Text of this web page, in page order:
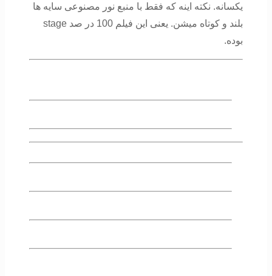
یکسانه. نکته اینه که فقط با منبع نور مصنوعی سایه ها
بلند و کوتاه میشن. یعنی این فیلم 100 در صد stage